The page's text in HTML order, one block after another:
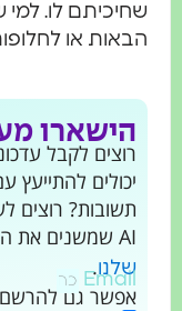
שחיכיתם לו. למי
הבאות או
הישארו
רוצים לקבל
תשובות? רוצים
AI שמשנים את העולם?
שלנו.
אפשר גם להרשם
Email